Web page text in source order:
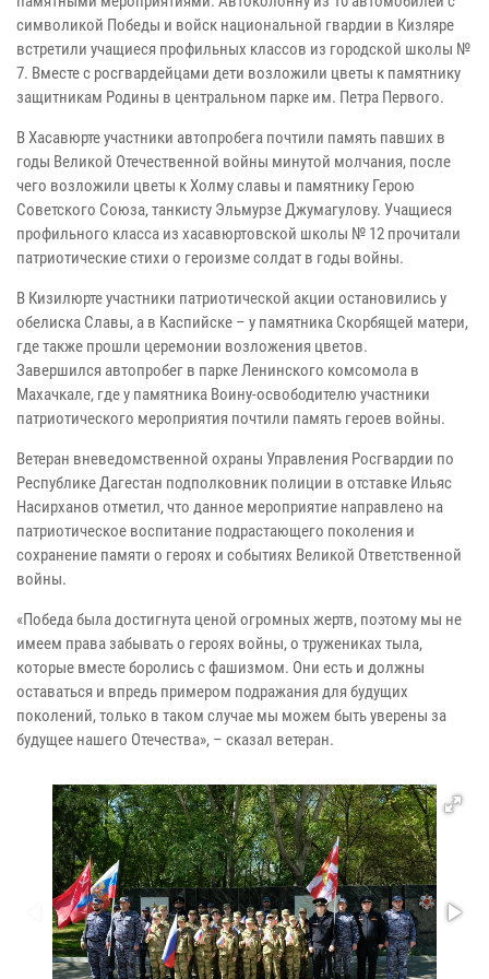
символикой Победы и войск национальной гвардии в Кизляре
встретили учащиеся профильных классов из городской школы №
7. Вместе с росгвардейцами дети возложили цветы к памятнику
защитникам Родины в центральном парке им. Петра Первого.
В Хасавюрте участники автопробега почтили память павших в
годы Великой Отечественной войны минутой молчания, после
чего возложили цветы к Холму славы и памятнику Герою
Советского Союза, танкисту Эльмурзе Джумагулову. Учащиеся
профильного класса из хасавюртовской школы № 12 прочитали
патриотические стихи о героизме солдат в годы войны.
В Кизилюрте участники патриотической акции остановились у
обелиска Славы, а в Каспийске – у памятника Скорбящей матери,
где также прошли церемонии возложения цветов.
Завершился автопробег в парке Ленинского комсомола в
Махачкале, где у памятника Воину-освободителю участники
патриотического мероприятия почтили память героев войны.
Ветеран вневедомственной охраны Управления Росгвардии по
Республике Дагестан подполковник полиции в отставке Ильяс
Насирханов отметил, что данное мероприятие направлено на
патриотическое воспитание подрастающего поколения и
сохранение памяти о героях и событиях Великой Ответственной
войны.
«Победа была достигнута ценой огромных жертв, поэтому мы не
имеем права забывать о героях войны, о тружениках тыла,
которые вместе боролись с фашизмом. Они есть и должны
оставаться и впредь примером подражания для будущих
поколений, только в таком случае мы можем быть уверены за
будущее нашего Отечества», – сказал ветеран.